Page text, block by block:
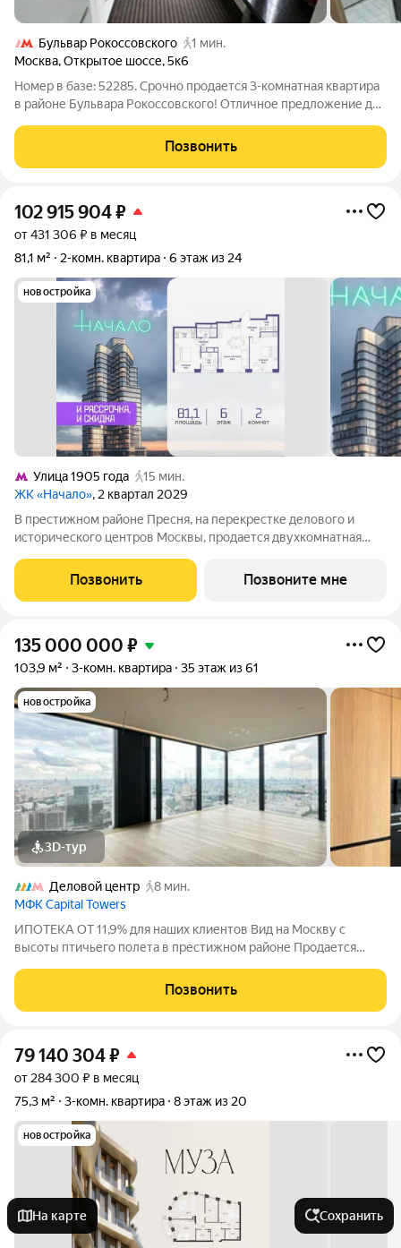
Бульвар Рокоссовского
1 мин.
Москва,Открытое шоссе,5к6
Номер в базе: 52285. Срочно продается 3-комнатная квартира
в районе Бульвара Рокоссовского! Отличное предложение для
квартире выполнен евро-ремонт, смежные комнаты,
совмещенный санузел и балкон.
Позвонить
102 915 904₽
от 431 306 ₽ в месяц
81,1 м²
2-комн. квартира 6 этаж из 24
новостройка
Улица 1905 года
15 мин.
ЖК «Начало», 2 квартал 2029
В престижном районе Пресня, на перекрестке делового и
исторического центров Москвы, продается двухкомнатная
находится на 6 этаже 24-этажного дома, в новом элитном
жилом комплексе «Начало» от
Позвонить Позвоните мне
135 000 000 ₽
103,9 м² 3-комн. квартира 35 этаж из 61
новостройка
3D-тур
Деловой центр
8 мин.
МФК Capital Towers
ИПОТЕКА ОТ 11,9% для наших клиентов Вид на Москву с
высоты птичьего полета в престижном районе Продается
Краснопресненской набережной. Общая площадь 103,9
квадратных метра, 35 этаж из 61. О
Позвонить
79 140 304₽
от 284 300 ₽ в месяц
75,3 м²
3-комн. квартира 8 этаж из 20
новостройка
На карте Сохранить